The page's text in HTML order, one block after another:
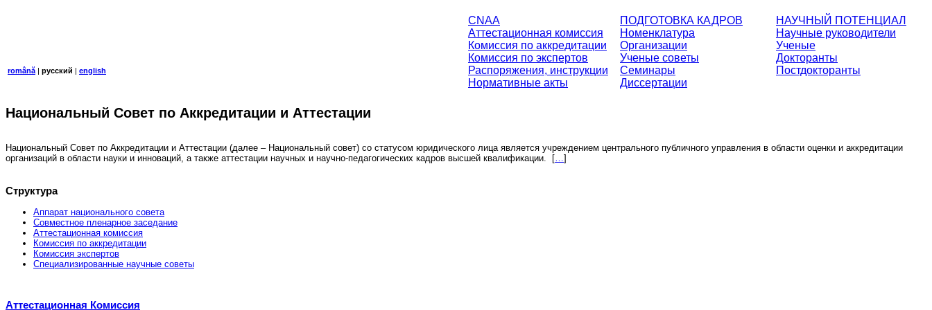
CNAA
Аттестационная комиссия
Комиссия по аккредитации
Комиссия по экспертов
Распоряжения, инструкции
Нормативные акты
ПОДГОТОВКА КАДРОВ
Номенклатура
Организации
Ученые советы
Семинары
Диссертации
НАУЧНЫЙ ПОТЕНЦИАЛ
Научные руководители
Ученые
Докторанты
Постдокторанты
română | русский | english
Национальный Совет по Аккредитации и Аттестации
Национальный Совет по Аккредитации и Аттестации (далее – Национальный совет) со статусом юридического лица является учреждением центрального публичного управления в области оценки и аккредитации
организаций в области науки и инноваций, а также аттестации научных и научно-педагогических кадров высшей квалификации.
[…]
Структура
Аппарат национального совета
Совместное пленарное заседание
Аттестационная комисcия
Комиссия по аккредитации
Комиссия экспертов
Специализированные научные советы
Аттестационная Комиссия